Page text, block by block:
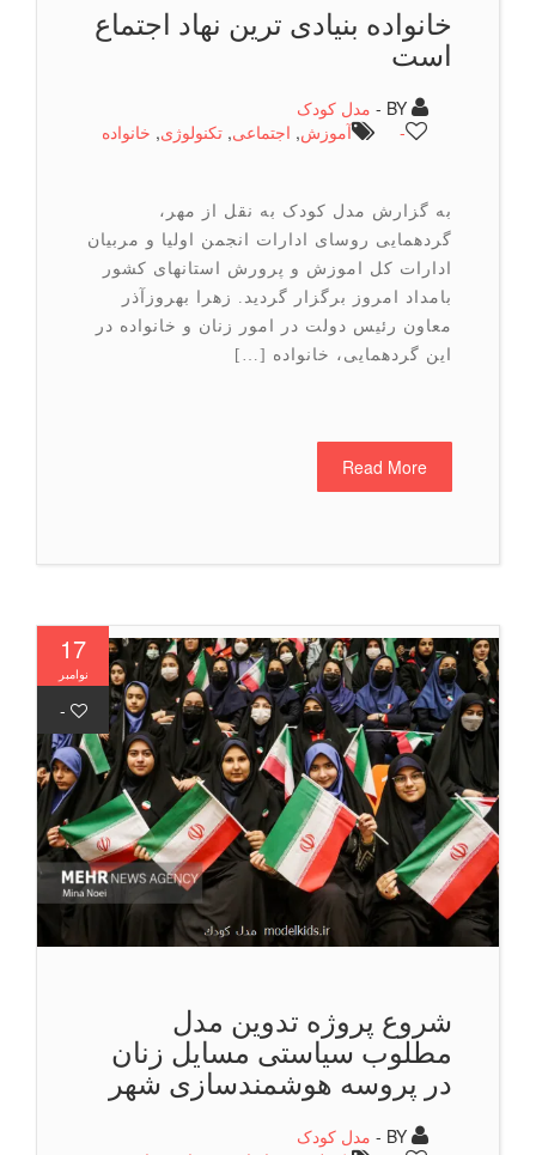
خانواده بنیادی ترین نهاد اجتماع
مدل کودک
آموزش,اجتماعی ,تكنولوژی,خانواده
به گزارش مدل کودک به نقل از مهر،
گردهمایی روسای ادارات انجمن اولیا و مربیان
ادارات کل اموزش و پرورش استانهای کشور
بامداد امروز برگزار گردید. زهرا بهروزآذر
معاون رئیس دولت در امور زنان و خانواده در
این گردهمایی، خانواده […]
Read More
17
نوامبر
-
شروع پروژه تدوین مدل
مطلوب سیاستی مسایل زنان
در پروسه هوشمندسازی شهر
مدل کودک